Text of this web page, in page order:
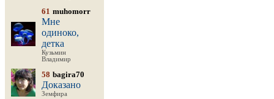
61 muhomorr
Мне
одиноко,
детка
Кузьмин
Владимир
58 bagira70
Доказано
Земфира